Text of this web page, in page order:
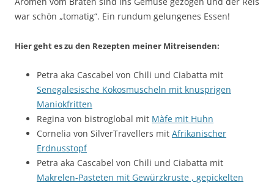
war schön „tomatig“. Ein rundum gelungenes Essen!
Hier geht es zu den Rezepten meiner Mitreisenden:
Petra aka Cascabel von Chili und Ciabatta mit
Senegalesische Kokosmuscheln mit knusprigen
Maniokfritten
Regina von bistroglobal mit Màfe mit Huhn
Cornelia von SilverTravellers mit Afrikanischer
Erdnusstopf
Petra aka Cascabel von Chili und Ciabatta mit
Makrelen-Pasteten mit Gewürzkruste , gepickelten